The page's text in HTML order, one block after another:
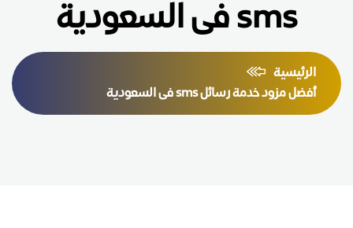
sms فى السعودية
الرئيسية
أفضل مزود خدمة رسائل sms فى السعودية